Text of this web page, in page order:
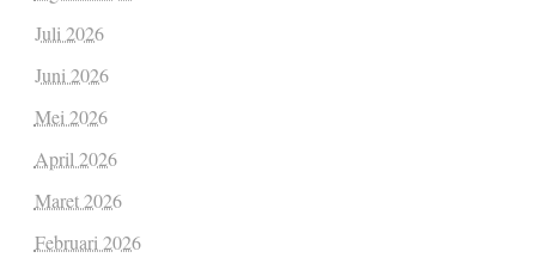
Juli 2026
Juni 2026
Mei 2026
April 2026
Maret 2026
Februari 2026